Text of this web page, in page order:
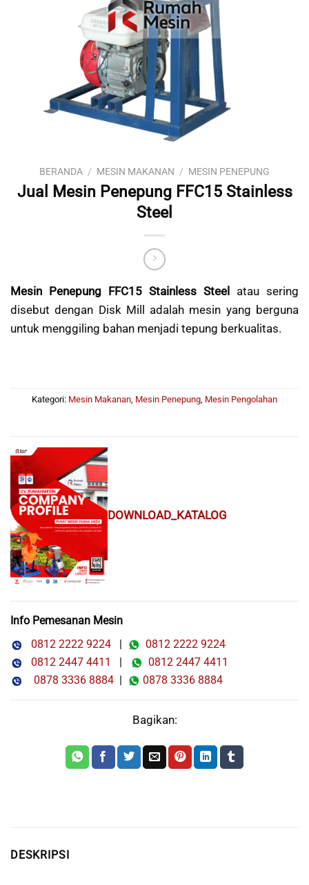
BERANDA / MESIN MAKANAN / MESIN PENEPUNG
Jual Mesin Penepung FFC15 Stainless
Steel
Mesin Penepung FFC15 Stainless Steel
atau sering
disebut dengan Disk Mill adalah mesin yang berguna
untuk menggiling bahan menjadi tepung berkualitas.
Kategori: Mesin Makanan, Mesin Penepung, Mesin Pengolahan
DOWNLOAD_KATALOG
Info Pemesanan Mesin
0812 2222 9224
0812 2222 9224
0812 2447 4411
0812 2447 4411
0878 3336 8884
0878 3336 8884
Bagikan:
DESKRIPSI